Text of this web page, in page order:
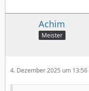
Achim
Meister
4. Dezember 2025 um 13:56